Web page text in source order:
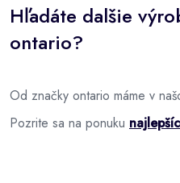
Hľadáte dalšie
ontario?
Od značky ontario máme v
Pozrite sa na ponuku